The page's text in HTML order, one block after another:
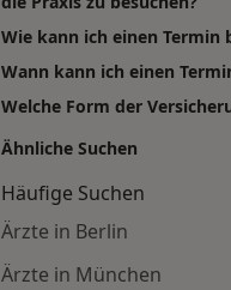
Wie kann ich einen Termin
Wann kann ich einen
Welche Form der
Ähnliche Suchen
Häufige Suchen
Ärzte in Berlin
Ärzte in München